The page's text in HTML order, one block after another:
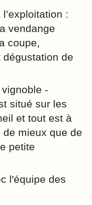
:
vendange
coupe,
de
-
situé sur les
et tout est à
mieux que de
petite
l'équipe des